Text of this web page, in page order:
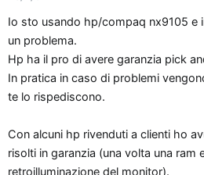
Io sto usando hp/compaq nx9105 e
un problema.
Hp ha il pro di avere garanzia pick
In pratica in caso di problemi
te lo rispediscono.
Con alcuni hp rivenduti a clienti ho
risolti in garanzia (una volta una ram
retroilluminazione del monitor).